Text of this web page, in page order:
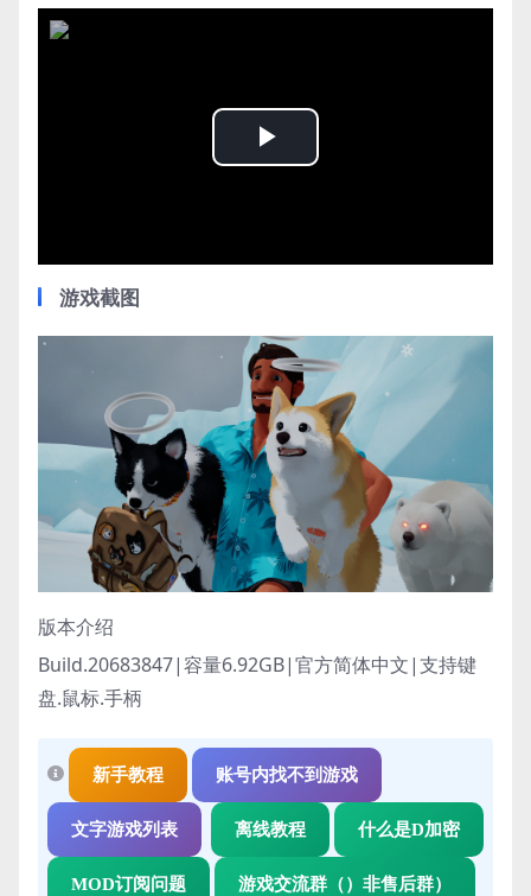
Play
游戏截图
版本介绍
Build.20683847|容量6.92GB|官方简体中文|支持键
盘.鼠标.手柄
新手教程 账号内找不到游戏
文字游戏列表 离线教程 什么是D加密
MOD订阅问题 游戏交流群（）非售后群）